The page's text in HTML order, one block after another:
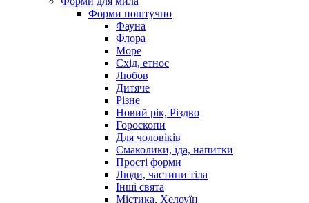
Форми поштучно
Фауна
Флора
Море
Схід, етнос
Любов
Дитяче
Різне
Новий рік, Різдво
Гороскопи
Для чоловіків
Смаколики, їда, напитки
Прості форми
Люди, частини тіла
Інші свята
Містика, Хелоуїн